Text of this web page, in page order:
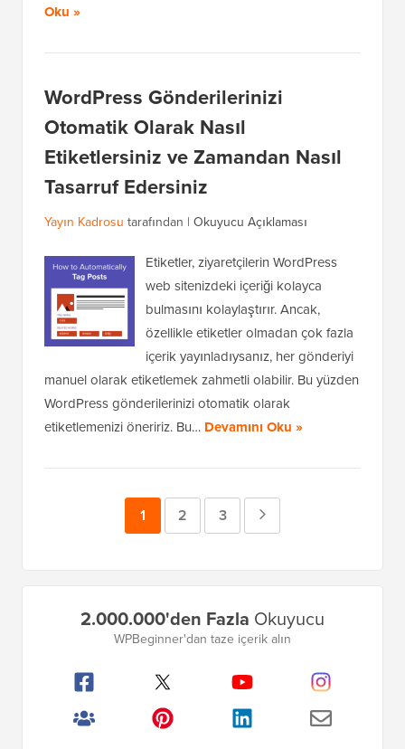
Oku »
WordPress Gönderilerinizi
Otomatik Olarak Nasıl
Etiketlersiniz ve Zamandan Nasıl
Tasarruf Edersiniz
Yayın Kadrosu tarafından | Okuyucu Açıklaması
Etiketler, ziyaretçilerin WordPress
web sitenizdeki içeriği kolayca
bulmasını kolaylaştırır. Ancak,
özellikle etiketler olmadan çok fazla
içerik yayınladıysanız, her gönderiyi
manuel olarak etiketlemek zahmetli olabilir. Bu yüzden
WordPress gönderilerinizi otomatik olarak
etiketlemenizi öneririz. Bu… Devamını Oku »
Sayfa
1 Sayfa
2 Sayfa
3
2.000.000'den Fazla Okuyucu
WPBeginner'dan taze içerik alın